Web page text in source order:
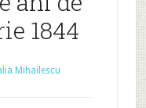
1844
Mihailescu